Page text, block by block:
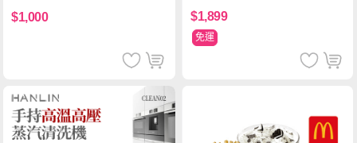
$1,000 $1,899
免運